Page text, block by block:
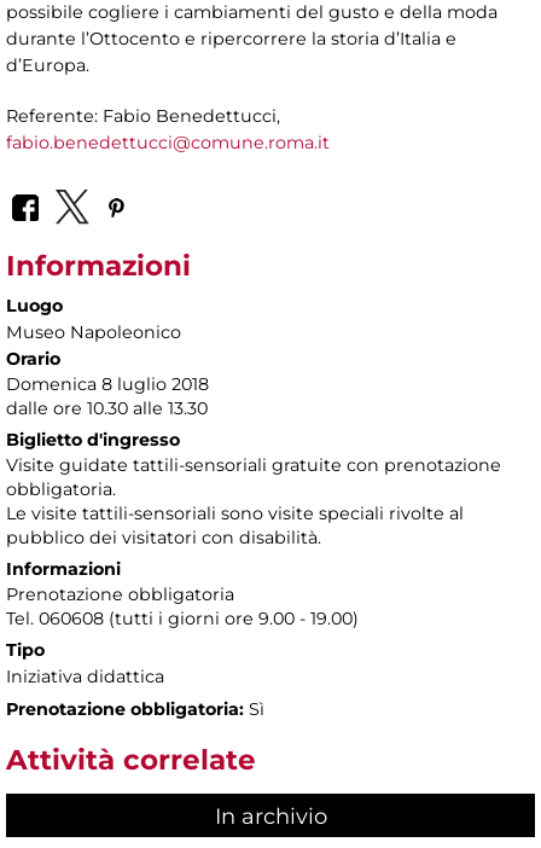
possibile cogliere i cambiamenti del gusto e della moda
durante l’Ottocento e ripercorrere la storia d’Italia e
d’Europa.
Referente: Fabio Benedettucci,
fabio.benedettucci@comune.roma.it
Informazioni
Luogo
Museo Napoleonico
Orario
Domenica 8 luglio 2018
dalle ore 10.30 alle 13.30
Biglietto d'ingresso
Visite guidate tattili-sensoriali gratuite con prenotazione
obbligatoria.
Le visite tattili-sensoriali sono visite speciali rivolte al
pubblico dei visitatori con disabilità.
Informazioni
Prenotazione obbligatoria
Tel. 060608 (tutti i giorni ore 9.00 - 19.00)
Tipo
Iniziativa didattica
Prenotazione obbligatoria: Sì
Attività correlate
In archivio